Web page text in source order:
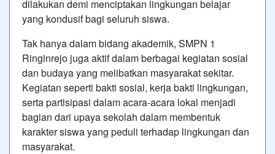
dilakukan demi menciptakan lingkungan belajar
yang kondusif bagi seluruh siswa.
Tak hanya dalam bidang akademik, SMPN 1
Ringinrejo juga aktif dalam berbagai kegiatan sosial
dan budaya yang melibatkan masyarakat sekitar.
Kegiatan seperti bakti sosial, kerja bakti lingkungan,
serta partisipasi dalam acara-acara lokal menjadi
bagian dari upaya sekolah dalam membentuk
karakter siswa yang peduli terhadap lingkungan dan
masyarakat.